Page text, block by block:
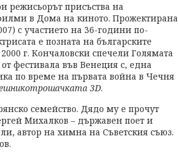
режисьорът присъства на
в Дома на киното. Прожектирана
с участието на 36-години по-
е позната на българските
г. Кончаловски спечели Голямата
фестивала във Венеция с, една
по време на първата война в Чечня
3D.
семейство. Дядо му е прочут
Михалков – държавен поет и
автор на химна на Съветския съюз.